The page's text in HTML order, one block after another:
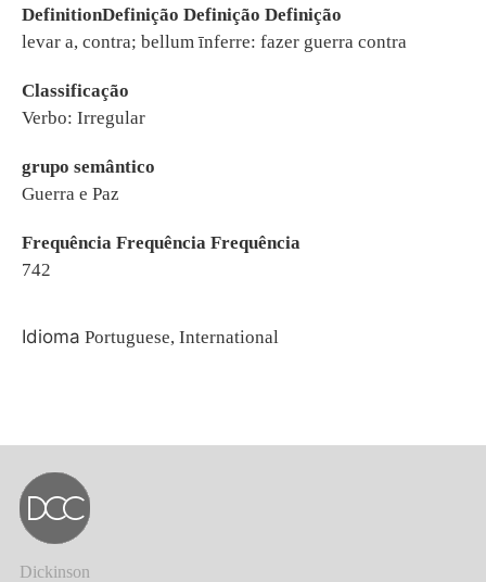
DefinitionDefinição Definição Definição
levar a, contra; bellum īnferre: fazer guerra contra
Classificação
Verbo: Irregular
grupo semântico
Guerra e Paz
Frequência Frequência Frequência
742
Idioma Portuguese, International
Dickinson